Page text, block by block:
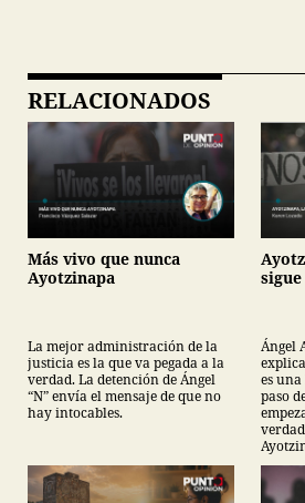
RELACIONADOS
Más vivo que nunca
Ayotzinapa
La mejor administración de la
justicia es la que va pegada a la
verdad. La detención de Ángel
“N” envía el mensaje de que no
hay intocables.
Ángel
es
paso